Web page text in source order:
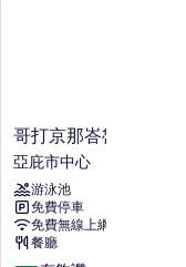
哥
打
京
那
峇
魯
萬
哥打京那峇魯萬豪飯
亞庇市中心
游泳池
免費停車
免費無線上網
餐廳